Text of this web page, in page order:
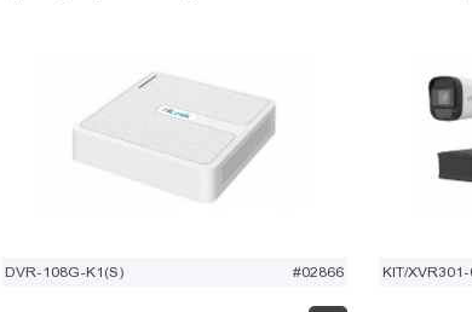
DVR-108G-K1(S) #02866 KIT/